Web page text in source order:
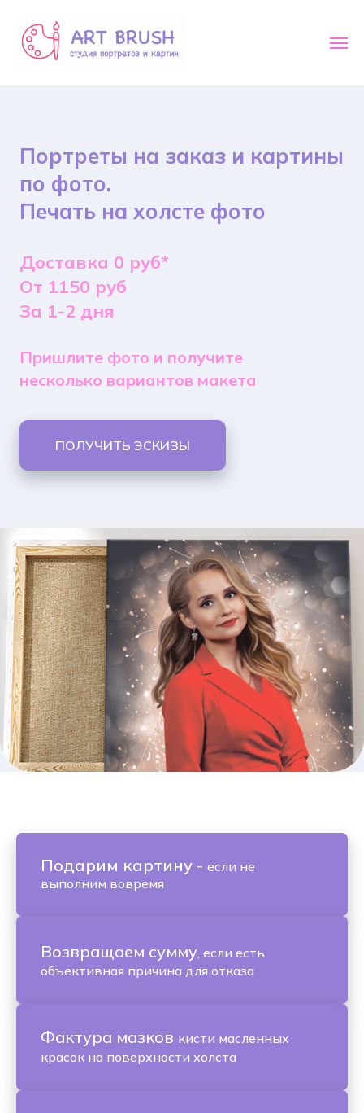
Портреты на заказ и картины
по фото.
Печать на холсте фото
Доставка 0 руб*
От 1150 руб
За 1-2 дня
Пришлите фото и получите
несколько вариантов макета
ПОЛУЧИТЬ ЭСКИЗЫ
Подарим картину - если не
выполним вовремя
Возвращаем сумму, если есть
объективная причина для отказа
Фактура мазков кисти масленных
красок на поверхности холста